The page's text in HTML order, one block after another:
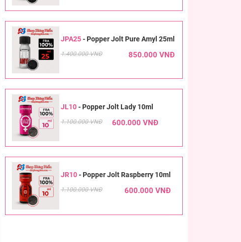
JPA25- Popper Jolt Pure Amyl 25ml
1.400.000 VNĐ 850.000 VNĐ
JL10- Popper Jolt Lady 10ml
1.100.000 VNĐ 600.000 VNĐ
JR10- Popper Jolt Raspberry 10ml
1.100.000 VNĐ 600.000 VNĐ